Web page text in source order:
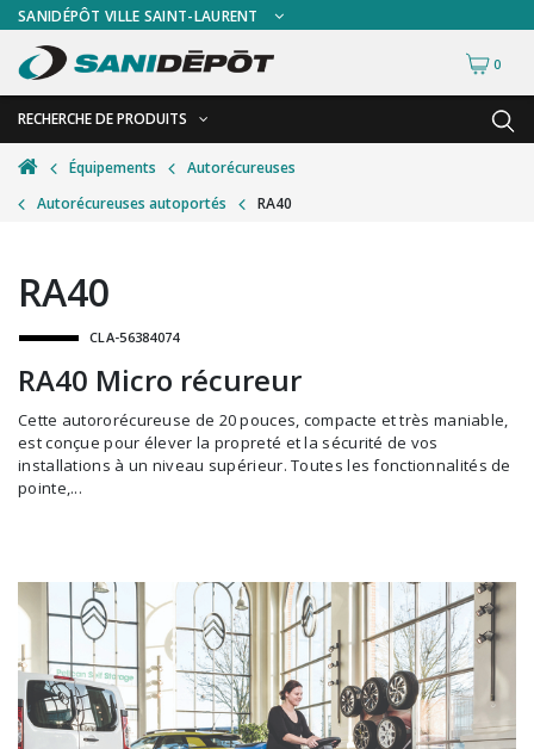
SANIDÉPÔT VILLE SAINT-LAURENT
0
RECHERCHE DE PRODUITS
RETOUR
Accessoires de sécurité
Accessoires pour le lavage de mur
Accessoires pour salles de bain
Alimentaire
Autres accessoires
Balais et porte-poussières
Cendriers
Chariots et manutention
Distributrices et supports
Grattoirs, moutons et racloirs pour vitres/planchers
RETOUR
Gants
Plexiglas
Signalisations
Test de diagnostic
Thermomètre
Vêtements de sécurité
Équipements
Autorécureuses
Autorécureuses autoportés
RA40
RA40
CLA-56384074
RA40 Micro récureur
Cette autororécureuse de 20 pouces, compacte et très maniable,
est conçue pour élever la propreté et la sécurité de vos
installations à un niveau supérieur. Toutes les fonctionnalités de
pointe,...